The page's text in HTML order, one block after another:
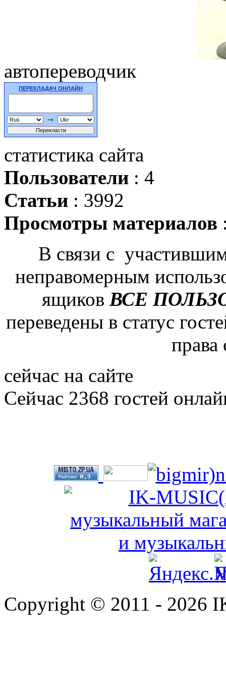
автопереводчик
ПЕРЕКЛАДАЧ ОНЛАЙН
→
статистика сайта
Пользователи : 4
Статьи : 3992
Просмотры материалов
В связи с
неправомерным
ящиков ВСЕ
переведены в статус
сейчас на сайте
Сейчас 2368 гостей
Copyright © 2011 - 2026